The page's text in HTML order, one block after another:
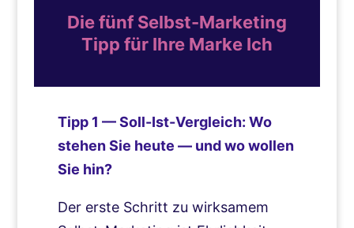
Die fünf Selbst-Marketing
Tipp für Ihre Marke Ich
Tipp 1 — Soll-Ist-Vergleich: Wo
stehen Sie heute — und wo wollen
Sie hin?
Der erste Schritt zu wirksamem